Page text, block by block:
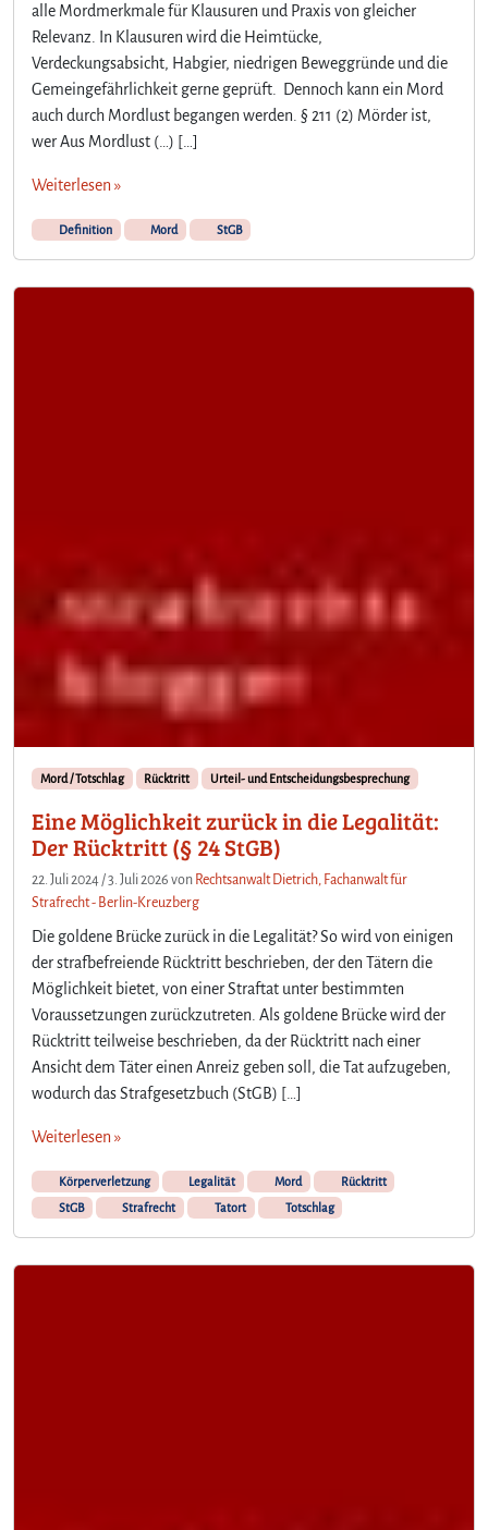
alle Mordmerkmale für Klausuren und Praxis von gleicher
Relevanz. In Klausuren wird die Heimtücke,
Verdeckungsabsicht, Habgier, niedrigen Beweggründe und die
Gemeingefährlichkeit gerne geprüft. Dennoch kann ein Mord
auch durch Mordlust begangen werden. § 211 (2) Mörder ist,
wer Aus Mordlust (…) […]
Weiterlesen »
Definition Mord StGB
Mord / Totschlag Rücktritt Urteil- und Entscheidungsbesprechung
Eine Möglichkeit zurück in die Legalität:
Der Rücktritt (§ 24 StGB)
22. Juli 2024 /3. Juli 2026 von Rechtsanwalt Dietrich, Fachanwalt für
Strafrecht - Berlin-Kreuzberg
Die goldene Brücke zurück in die Legalität? So wird von einigen
der strafbefreiende Rücktritt beschrieben, der den Tätern die
Möglichkeit bietet, von einer Straftat unter bestimmten
Voraussetzungen zurückzutreten. Als goldene Brücke wird der
Rücktritt teilweise beschrieben, da der Rücktritt nach einer
Ansicht dem Täter einen Anreiz geben soll, die Tat aufzugeben,
wodurch das Strafgesetzbuch (StGB) […]
Weiterlesen »
Körperverletzung Legalität Mord
Rücktritt
StGB
Strafrecht Tatort Totschlag